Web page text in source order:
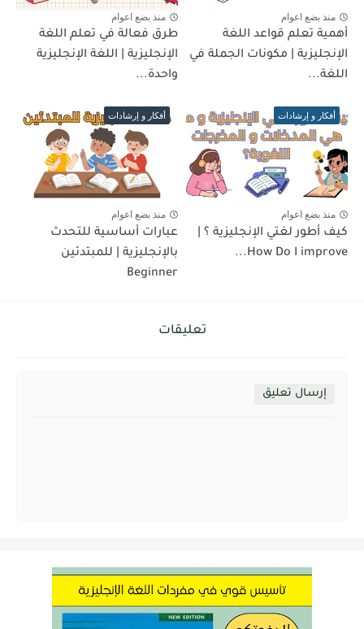
منذ بضع اعوام
أهمية تعلم قواعد اللغة
الإنجليزية | مكونات الجملة في
اللغة...
منذ بضع اعوام
طرق فعالة في تعلم اللغة
الإنجليزية | اللغة الإنجليزية
واحدة...
أفكار و إرشادات
منذ بضع اعوام
كيف أطور لغتي الإنجليزية ؟ |
How Do I improve...
أفكار و إرشادات
منذ بضع اعوام
عبارات أساسية للتحدث
بالإنجليزية | للمبتدئين
Beginner
تعليقات
إرسال تعليق